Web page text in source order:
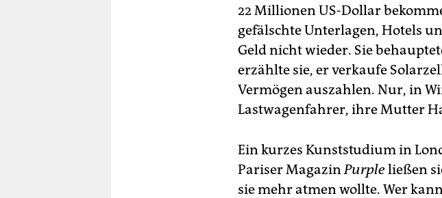
22 Millionen US-Dollar
gefälschte Unterlagen, Hotels
Geld nicht wieder. Sie
erzählte sie, er verkaufe
Vermögen auszahlen. Nur, in
Lastwagenfahrer, ihre Mutter
Ein kurzes Kunststudium in
Pariser MagazinPurpleließen
sie mehr atmen wollte. Wer